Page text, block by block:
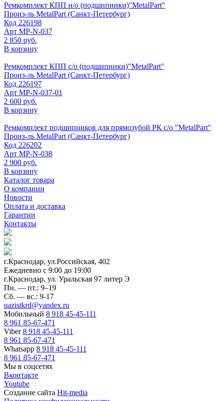
Ремкомплект КПП н/о (подшипники)"MetalPart"
Произ-ль MetalPart (Санкт-Петербург)
Код 226198
Арт МР-N-037
2 850 руб.
В корзину
Ремкомплект КПП с/о (подшипники)"MetalPart"
Произ-ль MetalPart (Санкт-Петербург)
Код 226197
Арт МР-N-037-01
2 600 руб.
В корзину
Ремкомплект подшипников для прямозубой РК с/о "MetalPart"
Произ-ль MetalPart (Санкт-Петербург)
Код 226202
Арт МР-N-038
2 900 руб.
В корзину
Каталог товара
О компании
Новости
Оплата и доставка
Гарантии
Контакты
г.Краснодар, ул.Российская, 402
Ежедневно c 9:00 до 19:00
г.Краснодар, ул. Уральская 97 литер Э
Пн. — пт.: 9–19
Сб. — вс.: 9-17
uazistkrd@yandex.ru
Мобильный 8 918 45-45-111
8 961 85-67-471
Viber8 918 45-45-111
8 961 85-67-471
Whatsapp 8 918 45-45-111
8 961 85-67-471
Мы в соцсетях
Вконтакте
Youtube
Создание сайта Hit-media